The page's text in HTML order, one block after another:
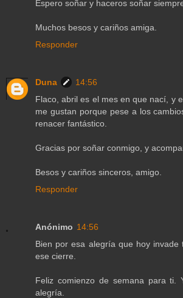
Espero soñar y haceros soñar
Muchos besos y cariños amiga.
Responder
Duna
14:56
Flaco, abril es el mes en que nací, y
me gustan porque pese a los
renacer fantástico.
Gracias por soñar conmigo, y
Besos y cariños sinceros, amigo.
Responder
Anónimo 14:56
Bien por esa alegría que hoy invade
ese cierre.
Feliz comienzo de semana para ti.
alegría.